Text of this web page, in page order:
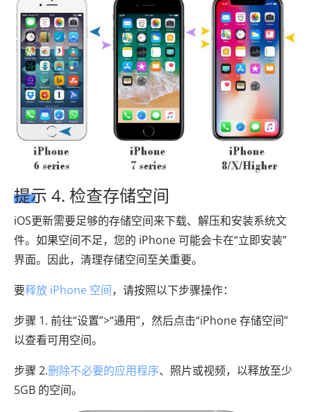
提示 4. 检查存储空间
iOS更新需要足够的存储空间来下载、解压和安装系统文
件。如果空间不足，您的 iPhone 可能会卡在“立即安装”
界面。因此，清理存储空间至关重要。
要释放 iPhone 空间，请按照以下步骤操作：
步骤 1. 前往“设置”>“通用”，然后点击“iPhone 存储空间”
以查看可用空间。
步骤 2.删除不必要的应用程序、照片或视频，以释放至少
5GB 的空间。